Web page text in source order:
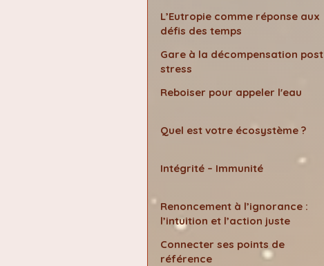
L’Eutropie comme réponse aux
défis des temps
Gare à la décompensation post
stress
Reboiser pour appeler l'eau
Quel est votre écosystème ?
Intégrité – Immunité
Renoncement à l’ignorance :
l’intuition et l’action juste
Connecter ses points de
référence